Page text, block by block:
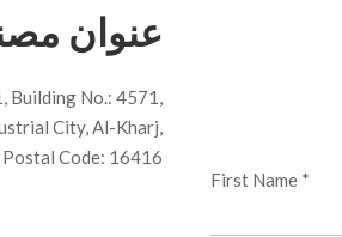
عنوان
Building No.: 4571,
City, Al-Kharj,
Postal Code: 16416
First Name *